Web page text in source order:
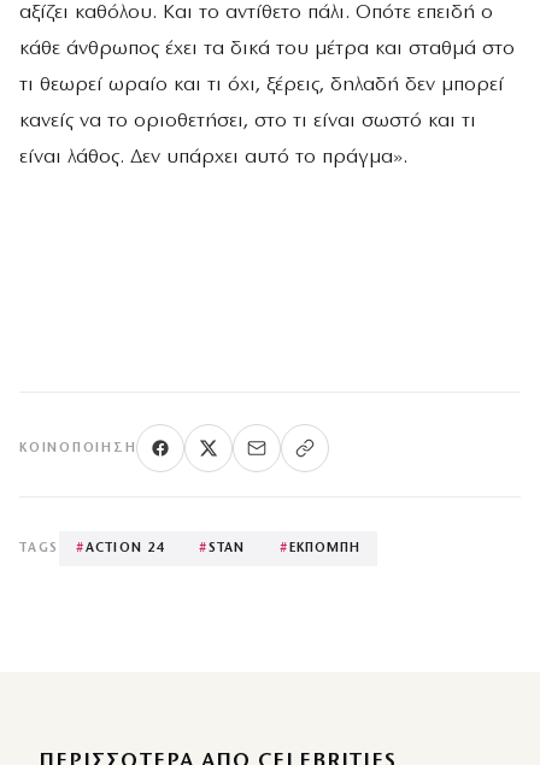
αξίζει καθόλου. Και το αντίθετο πάλι. Οπότε επειδή ο
κάθε άνθρωπος έχει τα δικά του μέτρα και σταθμά στο
τι θεωρεί ωραίο και τι όχι, ξέρεις, δηλαδή δεν μπορεί
κανείς να το οριοθετήσει, στο τι είναι σωστό και τι
είναι λάθος. Δεν υπάρχει αυτό το πράγμα».
ΚΟΙΝΟΠΟΊΗΣΗ
TAGS #ACTION 24 #STAN # ΕΚΠΟΜΠΗ